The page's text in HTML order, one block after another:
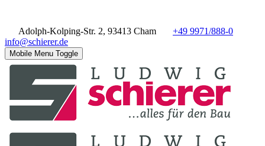
Adolph-Kolping-Str. 2, 93413 Cham
+49 9971/888-0
info@schierer.de
Mobile Menu Toggle